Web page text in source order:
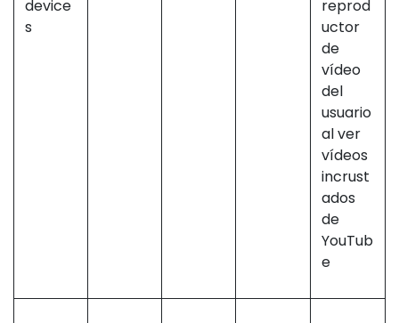
device
s
reprod
uctor
de
vídeo
del
usuario
al ver
vídeos
incrust
ados
de
YouTub
e